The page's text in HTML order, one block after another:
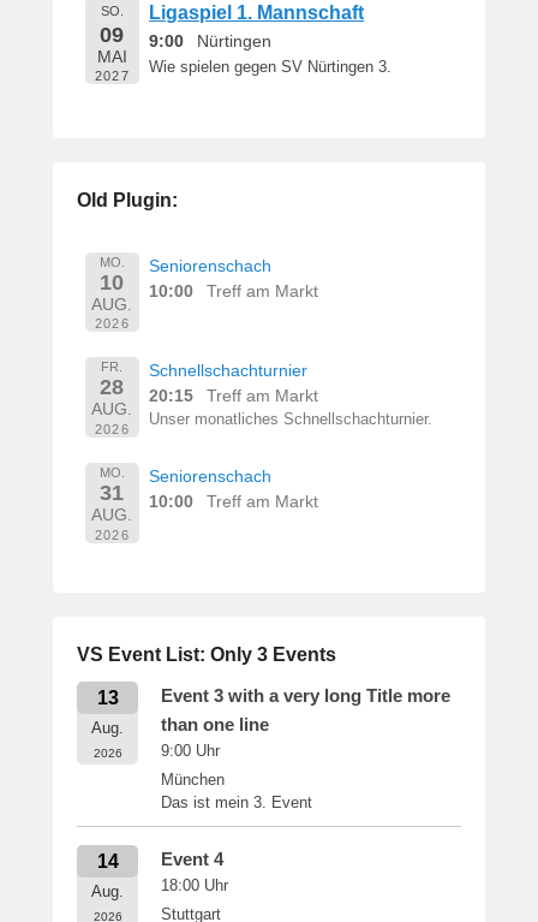
SO.
09
MAI
2027
Ligaspiel 1. Mannschaft
9:00 Nürtingen
Wie spielen gegen SV Nürtingen 3.
Old Plugin:
MO.
10
AUG.
2026
Seniorenschach
10:00
Treff am Markt
FR.
28
AUG.
2026
Schnellschachturnier
20:15
Treff am Markt
Unser monatliches Schnellschachturnier.
MO.
31
AUG.
2026
Seniorenschach
10:00
Treff am Markt
VS Event List: Only 3 Events
13
Aug.
2026
Event 3 with a very long Title more
than one line
9:00 Uhr
München
Das ist mein 3. Event
14
Aug.
2026
Event 4
18:00 Uhr
Stuttgart